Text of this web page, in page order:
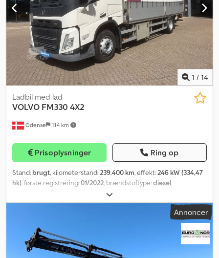
1 / 14
Odense 114 km
Ladbil med lad
VOLVO FM330 4X2
Prisoplysninger Ring op
Stand: brugt, kilometerstand: 239.400 km, effekt: 246 kW (334,47
hk) , første registrering:01/2022 , brændstoftype:diesel
, geartype:
emissionsklasse:Euro 6, Produktionsår:2022, Udstyr:ABS,
Annoncer